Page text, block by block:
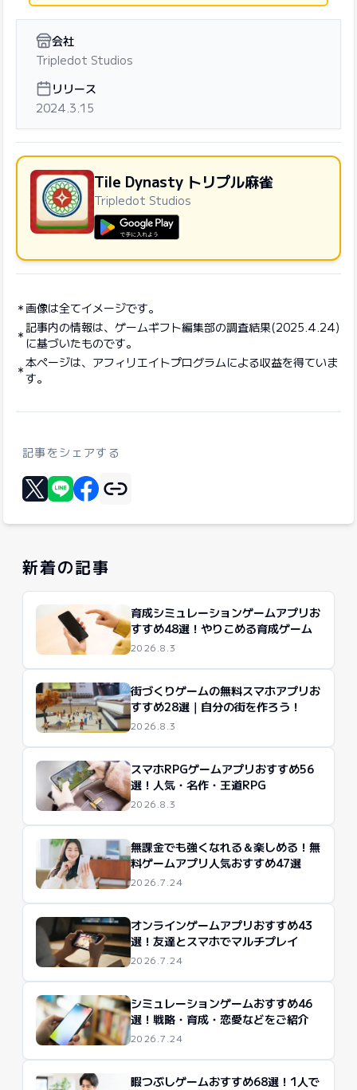
会社
Tripledot Studios
リリース
2024.3.15
Tile Dynasty トリプル麻雀
Tripledot Studios
画像は全てイメージです。
記事内の情報は、ゲームギフト編集部の調査結果(2025.4.24)
に基づいたものです。
本ページは、アフィリエイトプログラムによる収益を得ていま
す。
記事をシェアする
Xに投稿する
リンクをコピー
新着の記事
育成シミュレーションゲームアプリお
すすめ48選！やりこめる育成ゲーム
2026.8.3
街づくりゲームの無料スマホアプリお
すすめ28選｜自分の街を作ろう！
2026.8.3
スマホRPGゲームアプリおすすめ56
選！人気・名作・王道RPG
2026.8.3
無課金でも強くなれる＆楽しめる！無
料ゲームアプリ人気おすすめ47選
2026.7.24
オンラインゲームアプリおすすめ43
選！友達とスマホでマルチプレイ
2026.7.24
シミュレーションゲームおすすめ46
選！戦略・育成・恋愛などをご紹介
2026.7.24
暇つぶしゲームおすすめ68選！1人で